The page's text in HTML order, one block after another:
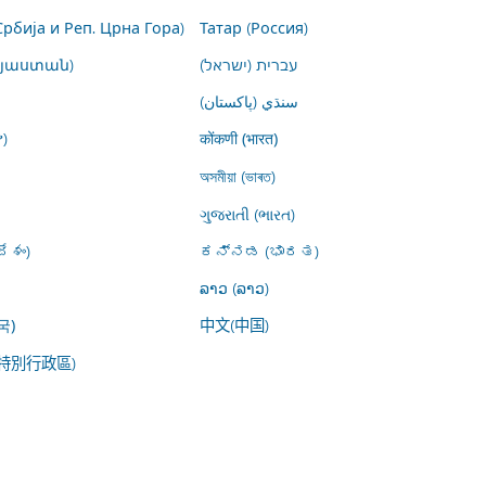
и Реп. Црна Гора)
Татар (Россия)
עברית (ישראל)
سنڌي (پاکستان)
कोंकणी (भारत)
অসমীয়া (ভাৰত)
ગુજરાતી (ભારત)
ಕನ್ನಡ (ಭಾರತ)
ລາວ (ລາວ)
)
中文(中国)
別行政區)